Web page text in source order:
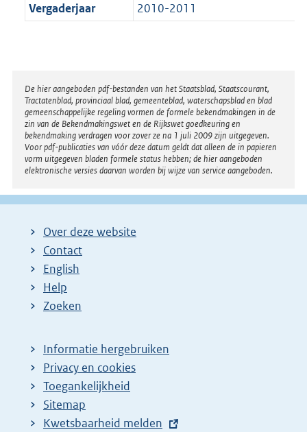
Vergaderjaar
2010-2011
Disclaimer
De hier aangeboden pdf-bestanden van het Staatsblad, Staatscourant,
Tractatenblad, provinciaal blad, gemeenteblad, waterschapsblad en blad
gemeenschappelijke regeling vormen de formele bekendmakingen in de
zin van de Bekendmakingswet en de Rijkswet goedkeuring en
bekendmaking verdragen voor zover ze na 1 juli 2009 zijn uitgegeven.
Voor pdf-publicaties van vóór deze datum geldt dat alleen de in papieren
vorm uitgegeven bladen formele status hebben; de hier aangeboden
elektronische versies daarvan worden bij wijze van service aangeboden.
Over deze website
Contact
English
Help
Zoeken
Informatie hergebruiken
Privacy en cookies
Toegankelijkheid
Sitemap
E
Kwetsbaarheid melden